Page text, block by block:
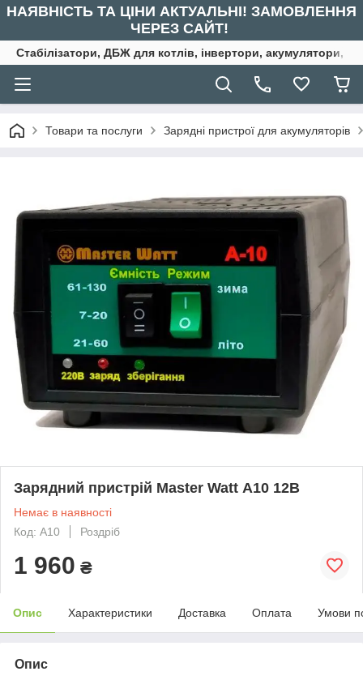
НАЯВНІСТЬ ТА ЦІНИ АКТУАЛЬНІ! ЗАМОВЛЕННЯ
ЧЕРЕЗ САЙТ!
Стабілізатори, ДБЖ для котлів, інвертори, акумулятори,
Товари та послуги Зарядні пристрої для акумуляторів
Зарядний пристрій Master Watt А10 12В
Немає в наявності
Код: А10
Роздріб
1 960 ₴
Опис Характеристики Доставка Оплата Умови
Опис